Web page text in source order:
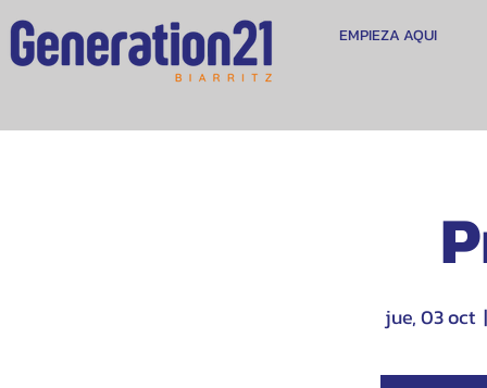
EMPIEZA AQUI
jue, 03 oct